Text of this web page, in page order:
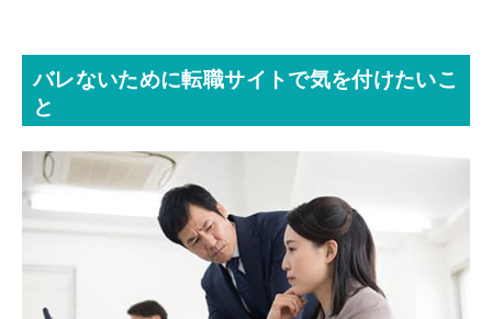
バレないために転職サイトで気を付けたいこ
と